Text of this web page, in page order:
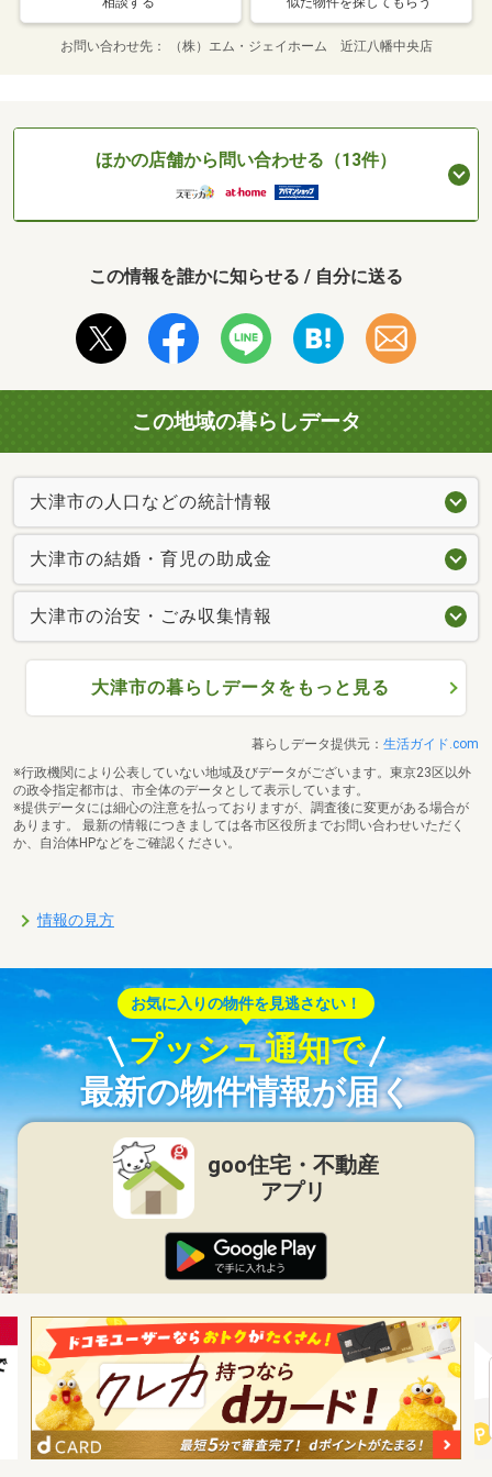
お問い合わせ先 （株）エム・ジェイホーム 近江八幡中央店
ほかの店舗から問い合わせる（13件）
この情報を誰かに知らせる / 自分に送る
この地域の暮らしデータ
大津市の人口などの統計情報
大津市の結婚・育児の助成金
大津市の治安・ごみ収集情報
大津市の暮らしデータをもっと見る
暮らしデータ提供元： 生活ガイド.com
※行政機関により公表していない地域及びデータがございます。東京23区以外
の政令指定都市は、市全体のデータとして表示しています。
※提供データには細心の注意を払っておりますが、調査後に変更がある場合が
あります。 最新の情報につきましては各市区役所までお問い合わせいただく
か、自治体HPなどをご確認ください。
情報の見方
お気に入りの物件を見逃さない！
プッシュ通知で
最新の物件情報が届く
goo住宅・不動産
アプリ